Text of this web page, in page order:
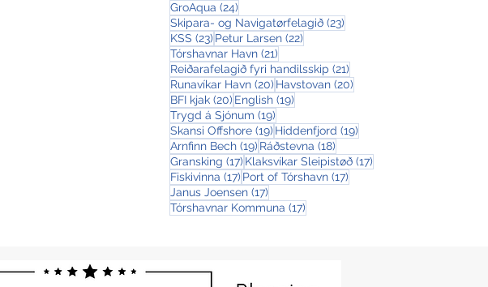
GroAqua (24)
Skipara- og Navigatørfelagið (23)
KSS (23) 23 posts
Petur Larsen (22)
Tórshavnar Havn (21)
Reiðarafelagið fyri handilsskip (21)
Runavíkar Havn (20) 20 posts
Havstovan (20)
BFI kjak (20) 20 posts
English (19)
Trygd á Sjónum (19)
Skansi Offshore (19) 19 posts
Hiddenfjord (19)
Arnfinn Bech (19) 19 posts
Ráðstevna (18)
Gransking (17) 17 posts
Klaksvíkar Sleipistøð (17)
Fiskivinna (17) 17 posts
Port of Tórshavn (17)
Janus Joensen (17)
Tórshavnar Kommuna (17)